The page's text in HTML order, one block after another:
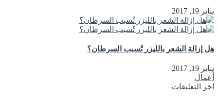
يناير 19, 2017
هل إزالة الشعر بالليزر تُسبب السرطان؟
يناير 19, 2017
أعمال
اخر التعليقات